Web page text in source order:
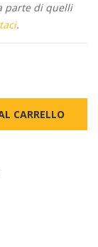
parte di quelli
.
CARRELLO